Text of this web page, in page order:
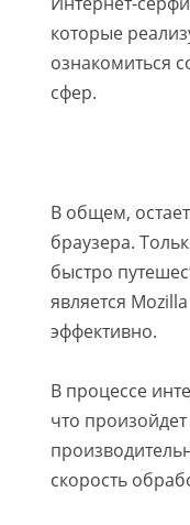
которые
ознакомиться
сфер.
В общем,
браузера.
быстро
является
эффективно.
В процессе
что
скорость